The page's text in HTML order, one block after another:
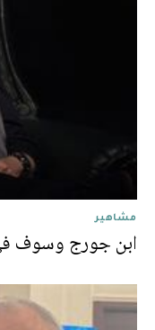
مشاهير
ابن جورج وسوف